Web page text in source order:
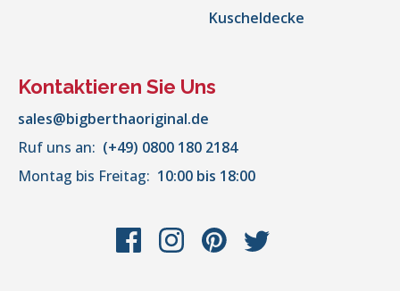
Kuscheldecke
Kontaktieren Sie Uns
sales@bigberthaoriginal.de
Ruf uns an: (+49) 0800 180 2184
Montag bis Freitag: 10:00 bis 18:00